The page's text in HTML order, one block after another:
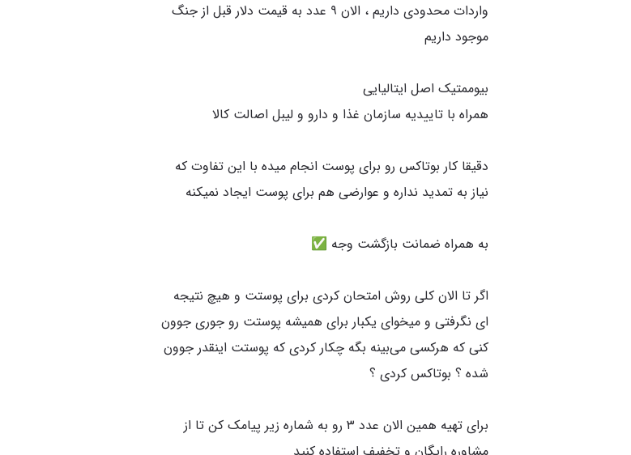
واردات محدودی داریم ، الان ۹ عدد به قیمت دلار قبل از جنگ
دقیقا کار بوتاکس رو برای پوست انجام میده با این تفاوت که
اگر تا الان کلی روش امتحان کردی برای پوستت و هیچ نتیجه
ای نگرفتی و میخوای یکبار برای همیشه پوستت رو جوری جوون
کنی که هرکسی می‌بینه بگه چکار کردی که پوستت اینقدر جوون
برای تهیه همین الان عدد ۳ رو به شماره زیر پیامک کن تا از